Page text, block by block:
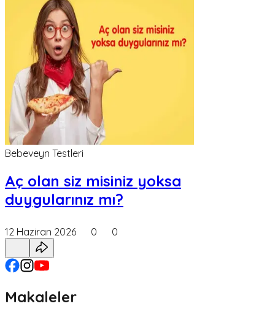
Bebeveyn Testleri
Aç olan siz misiniz yoksa
duygularınız mı?
12 Haziran 2026 0 0
Makaleler